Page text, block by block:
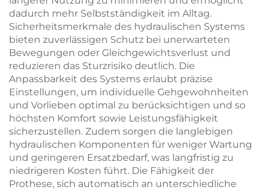
dadurch mehr Selbstständigkeit im Alltag.
Sicherheitsmerkmale des hydraulischen Systems
bieten zuverlässigen Schutz bei unerwarteten
Bewegungen oder Gleichgewichtsverlust und
reduzieren das Sturzrisiko deutlich. Die
Anpassbarkeit des Systems erlaubt präzise
Einstellungen, um individuelle Gehgewohnheiten
und Vorlieben optimal zu berücksichtigen und so
höchsten Komfort sowie Leistungsfähigkeit
sicherzustellen. Zudem sorgen die langlebigen
hydraulischen Komponenten für weniger Wartung
und geringeren Ersatzbedarf, was langfristig zu
niedrigeren Kosten führt. Die Fähigkeit der
Prothese, sich automatisch an unterschiedliche